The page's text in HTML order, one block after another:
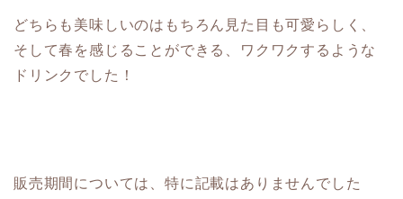
どちらも美味しいのはもちろん見た目も可愛らしく、
そして春を感じることができる、ワクワクするような
ドリンクでした！
販売期間については、特に記載はありませんでした